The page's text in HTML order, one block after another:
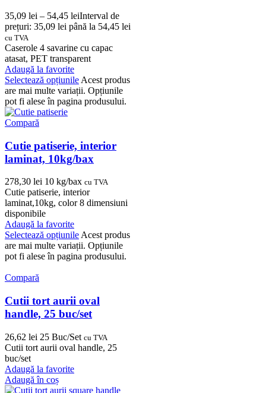
35,09 lei – 54,45 leiInterval de
prețuri: 35,09 lei până la 54,45 lei
cu TVA
Caserole 4 savarine cu capac
atasat, PET transparent
Adaugă la favorite
Selectează opțiunile Acest produs
are mai multe variații. Opțiunile
pot fi alese în pagina produsului.
Compară
Cutie patiserie, interior
laminat, 10kg/bax
278,30 lei 10 kg/bax cu TVA
Cutie patiserie, interior
laminat,10kg, color 8 dimensiuni
disponibile
Adaugă la favorite
Selectează opțiunileAcest produs
are mai multe variații. Opțiunile
pot fi alese în pagina produsului.
Compară
Cutii tort aurii oval
handle, 25 buc/set
26,62 lei 25 Buc/Set cu TVA
Cutii tort aurii oval handle, 25
buc/set
Adaugă la favorite
Adaugă în coș